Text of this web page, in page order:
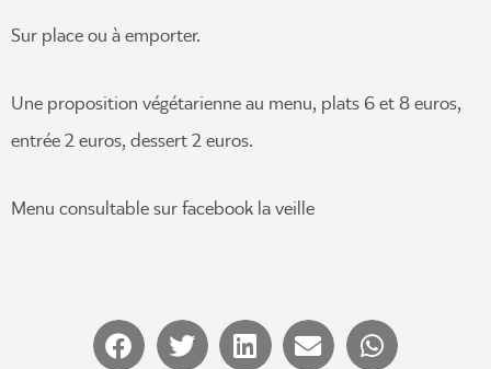
Sur place ou à emporter.
Une proposition végétarienne au menu, plats 6 et 8 euros,
entrée 2 euros, dessert 2 euros.
Menu consultable sur facebook la veille